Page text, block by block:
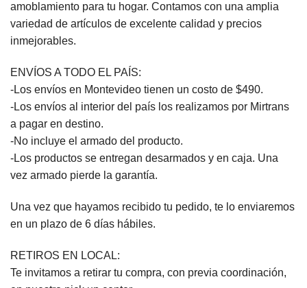
amoblamiento para tu hogar. Contamos con una amplia
variedad de artículos de excelente calidad y precios
inmejorables.
ENVÍOS A TODO EL PAÍS:
-Los envíos en Montevideo tienen un costo de $490.
-Los envíos al interior del país los realizamos por Mirtrans
a pagar en destino.
-No incluye el armado del producto.
-Los productos se entregan desarmados y en caja. Una
vez armado pierde la garantía.
Una vez que hayamos recibido tu pedido, te lo enviaremos
en un plazo de 6 días hábiles.
RETIROS EN LOCAL:
Te invitamos a retirar tu compra, con previa coordinación,